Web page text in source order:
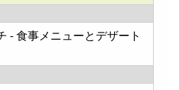
- 食事メニューとデザート